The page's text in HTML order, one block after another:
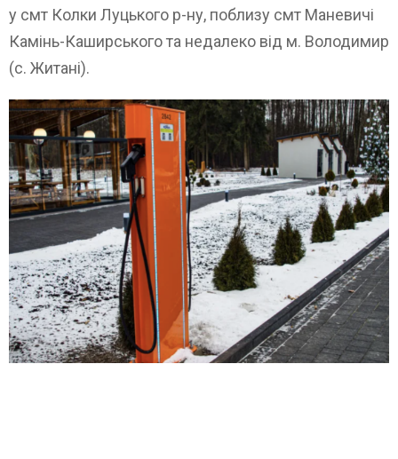
у смт Колки Луцького р-ну, поблизу смт Маневичі
Камінь-Каширського та недалеко від м. Володимир
(с. Житані).